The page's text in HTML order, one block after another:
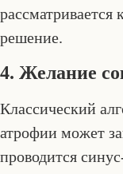
рассматривается
решение.
4. Желание
Классический
атрофии может
проводится